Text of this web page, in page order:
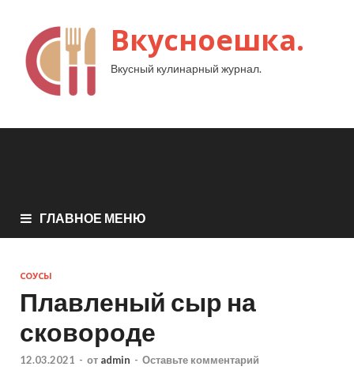
Вкусноешка.
Вкусный кулинарный журнал.
ГЛАВНОЕ МЕНЮ
СОУСЫ
Плавленый сыр на
сковороде
12.03.2021 - от admin - Оставьте комментарий